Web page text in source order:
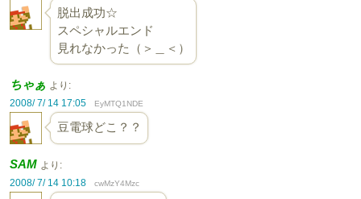
脱出成功☆
スペシャルエンド
見れなかった（＞＿＜）
ちゃぁ より:
2008/ 7/ 14 17:05
EyMTQ1NDE
豆電球どこ？？
SAM より:
2008/ 7/ 14 10:18
cwMzY4Mzc